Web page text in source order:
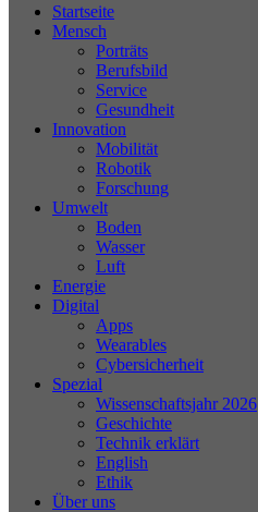
Startseite
Mensch
Porträts
Berufsbild
Service
Gesundheit
Innovation
Mobilität
Robotik
Forschung
Umwelt
Boden
Wasser
Luft
Energie
Digital
Apps
Wearables
Cybersicherheit
Spezial
Wissenschaftsjahr 2026
Geschichte
Technik erklärt
English
Ethik
Über uns